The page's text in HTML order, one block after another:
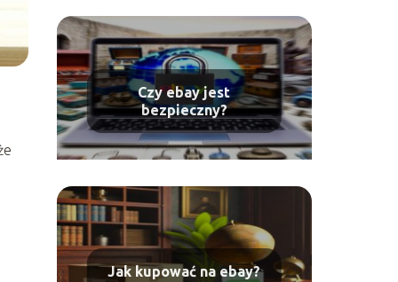
Czy ebay jest
bezpieczny?
Jak kupować na ebay?